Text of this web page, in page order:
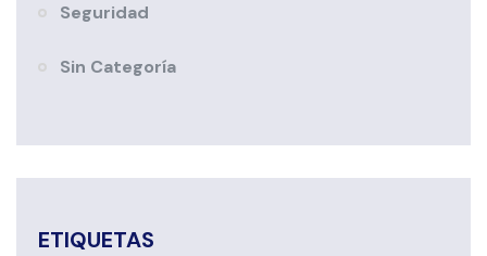
Seguridad
Sin Categoría
ETIQUETAS